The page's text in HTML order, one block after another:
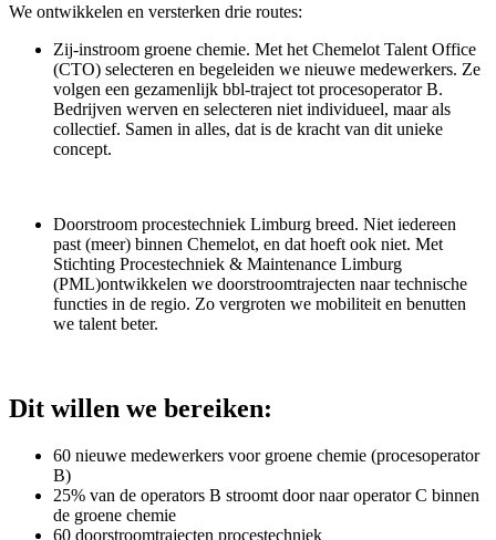
We ontwikkelen en versterken drie routes:
Zij-instroom groene chemie. Met het Chemelot Talent Office
(CTO) selecteren en begeleiden we nieuwe medewerkers. Ze
volgen een gezamenlijk bbl-traject tot procesoperator B.
Bedrijven werven en selecteren niet individueel, maar als
collectief. Samen in alles, dat is de kracht van dit unieke
concept.
Doorstroom procestechniek Limburg breed. Niet iedereen
past (meer) binnen Chemelot, en dat hoeft ook niet. Met
Stichting Procestechniek & Maintenance Limburg
(PML)ontwikkelen we doorstroomtrajecten naar technische
functies in de regio. Zo vergroten we mobiliteit en benutten
we talent beter.
Dit willen we bereiken:
60 nieuwe medewerkers voor groene chemie (procesoperator
B)
25% van de operators B stroomt door naar operator C binnen
de groene chemie
60 doorstroomtrajecten procestechniek